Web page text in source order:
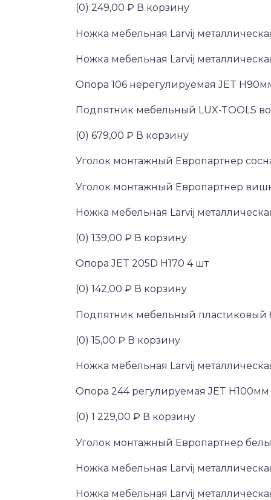
(0) 249,00 ₽ В корзину
Ножка мебельная Larvij
Ножка мебельная Larvij
Опора 106 нерегулируемая JET
Подпятник мебельный LUX-TOOLS
(0) 679,00 ₽ В корзину
Уголок монтажный Европартнер
Уголок монтажный Европартнер
Ножка мебельная Larvij
(0) 139,00 ₽ В корзину
Опора JET 205D Н170 4 шт
(0) 142,00 ₽ В корзину
Подпятник мебельный пластиковый
(0) 15,00 ₽ В корзину
Ножка мебельная Larvij
Опора 244 регулируемая JET
(0) 1 229,00 ₽ В корзину
Уголок монтажный Европартнер
Ножка мебельная Larvij
Ножка мебельная Larvij